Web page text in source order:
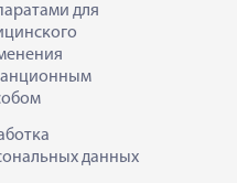
для
данных